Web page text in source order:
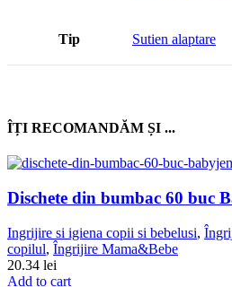
Tip Sutien alaptare
ÎȚI RECOMANDĂM ȘI ...
Dischete din bumbac 60 buc
Ingrijire si igiena copii si bebelusi,
copilul, Îngrijire Mama&Bebe
20.34 lei
Add to cart